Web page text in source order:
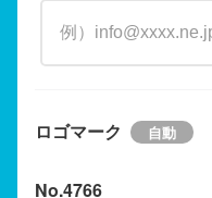
ロゴマーク
No.4766